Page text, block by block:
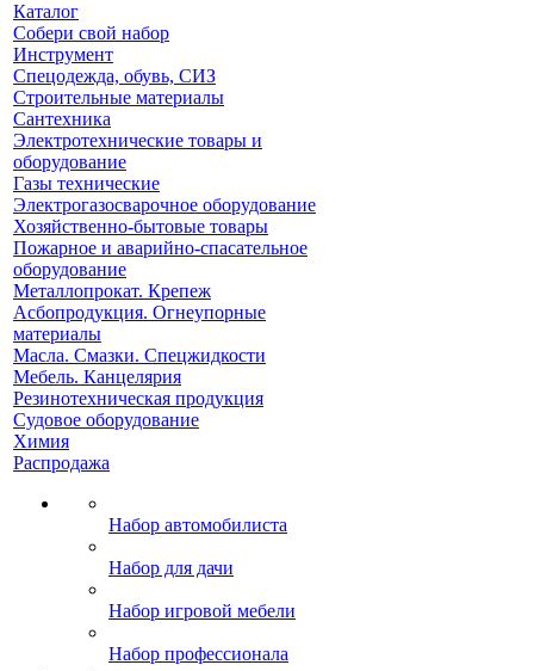
Каталог
Собери свой набор
Инструмент
Спецодежда, обувь, СИЗ
Строительные материалы
Сантехника
Электротехнические товары и
оборудование
Газы технические
Электрогазосварочное оборудование
Хозяйственно-бытовые товары
Пожарное и аварийно-спасательное
оборудование
Металлопрокат. Крепеж
Асбопродукция. Огнеупорные
материалы
Масла. Смазки. Спецжидкости
Мебель. Канцелярия
Резинотехническая продукция
Судовое оборудование
Химия
Распродажа
Набор автомобилиста
Набор для дачи
Набор игровой мебели
Набор профессионала